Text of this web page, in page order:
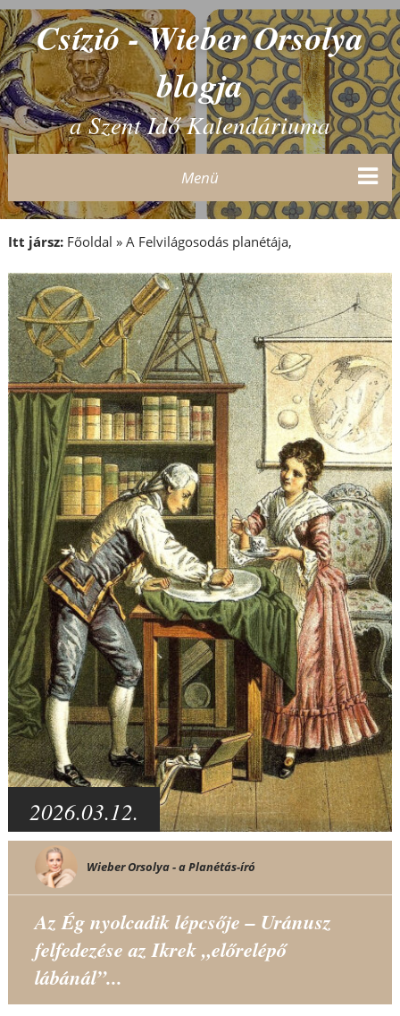
Csízió - Wieber Orsolya
blogja
a Szent Idő Kalendáriuma
Menü
Itt jársz: Főoldal » A Felvilágosodás planétája,
2026.03.12.
Wieber Orsolya - a Planétás-író
Az Ég nyolcadik lépcsője – Uránusz
felfedezése az Ikrek „előrelépő
lábánál”...